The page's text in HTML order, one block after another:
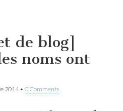
de blog]
noms ont
2014• 0 Comments